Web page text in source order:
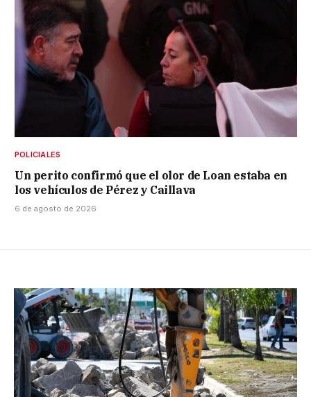
POLICIALES
Un perito confirmó que el olor de Loan estaba en
los vehículos de Pérez y Caillava
6 de agosto de 2026